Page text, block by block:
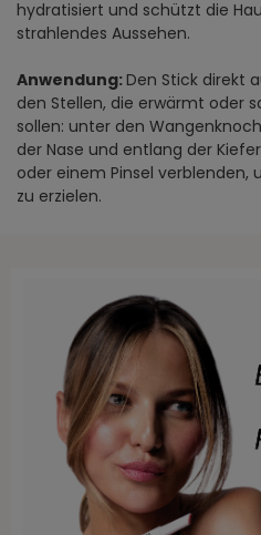
hydratisiert und schützt die
strahlendes Aussehen.
Anwendung:Den Stick direkt
den Stellen, die erwärmt oder
sollen: unter den
der Nase und entlang der
oder einem Pinsel
zu erzielen.